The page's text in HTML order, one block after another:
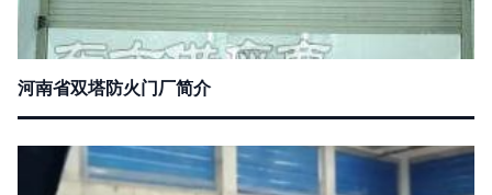
河南省双塔防火门厂简介